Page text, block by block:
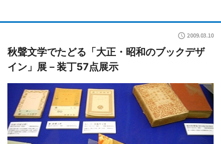
2009.03.10
秋聲文学でたどる「大正・昭和のブックデザ
イン」展－装丁57点展示